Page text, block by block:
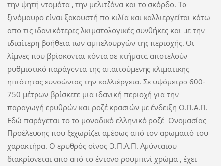
την ψητή ντομάτα , την μελιτζάνα και το σκόρδο. Το
ξινόμαυρο είναι ξακουστή ποικιλία και καλλιεργείται κάτω
απο τις ιδανικότερες λκιματολογικές συνθήκες και με την
ιδιαίτερη βοήθεια των αμπελουργών της περιοχής. Οι
λίμνες που βρίσκονται κόντα σε κτήματα αποτελούν
ρυθμιστικό παράγοντα της απαιτούμενης κλιματικής
ηπιότητας ευνοώντας την καλλιέργεια. Σε υψόμετρο 600-
750 μέτρων βρίσκετε μια ιδανική περιοχή για την
παραγωγή ερυθρών και ροζέ κρασιών με ένδειξη Ο.Π.Α.Π.
Εδώ παράγεται το το μοναδικό ελληνικό ροζέ Ονομασίας
Προέλευσης που ξεχωρίζει αμέσως από τον αρωματιό του
χαρακτήρα. Ο ερυθρός οίνος Ο.Π.Α.Π. Αμύνταιου
διακρίονεται απο από το έντονο ρουμπινί χρώμα , έχει